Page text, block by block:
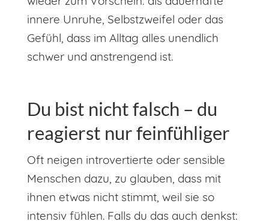
innere Unruhe, Selbstzweifel oder das
Gefühl, dass im Alltag alles unendlich
schwer und anstrengend ist.
Du bist nicht falsch – du
reagierst nur feinfühliger
Oft neigen introvertierte oder sensible
Menschen dazu, zu glauben, dass mit
ihnen etwas nicht stimmt, weil sie so
intensiv fühlen. Falls du das auch denkst: